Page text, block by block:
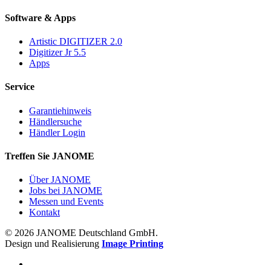
Software & Apps
Artistic DIGITIZER 2.0
Digitizer Jr 5.5
Apps
Service
Garantiehinweis
Händlersuche
Händler Login
Treffen Sie JANOME
Über JANOME
Jobs bei JANOME
Messen und Events
Kontakt
© 2026 JANOME Deutschland GmbH.
Design und Realisierung Image Printing